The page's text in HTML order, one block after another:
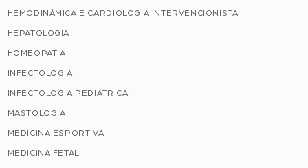
HEMODINÂMICA E CARDIOLOGIA INTERVENCIONISTA
HEPATOLOGIA
HOMEOPATIA
INFECTOLOGIA
INFECTOLOGIA PEDIÁTRICA
MASTOLOGIA
MEDICINA ESPORTIVA
MEDICINA FETAL